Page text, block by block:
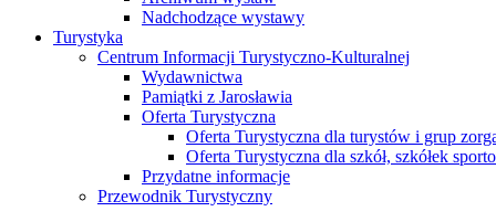
Nadchodzące wystawy
Turystyka
Centrum Informacji Turystyczno-Kulturalnej
Wydawnictwa
Pamiątki z Jarosławia
Oferta Turystyczna
Oferta Turystyczna dla turystów i grup
Oferta Turystyczna dla szkół, szkółek
Przydatne informacje
Przewodnik Turystyczny